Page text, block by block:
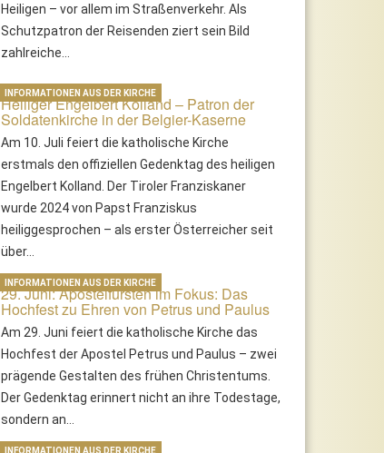
Heiligen – vor allem im Straßenverkehr. Als
Schutzpatron der Reisenden ziert sein Bild
zahlreiche…
Heiliger Engelbert Kolland – Patron der
Soldatenkirche in der Belgier-Kaserne
Am 10. Juli feiert die katholische Kirche
erstmals den offiziellen Gedenktag des heiligen
Engelbert Kolland. Der Tiroler Franziskaner
wurde 2024 von Papst Franziskus
heiliggesprochen – als erster Österreicher seit
über…
INFORMATIONEN AUS DER KIRCHE
29. Juni: Apostelfürsten im Fokus: Das
Hochfest zu Ehren von Petrus und Paulus
Am 29. Juni feiert die katholische Kirche das
Hochfest der Apostel Petrus und Paulus – zwei
prägende Gestalten des frühen Christentums.
Der Gedenktag erinnert nicht an ihre Todestage,
sondern an…
INFORMATIONEN AUS DER KIRCHE
INFORMATIONEN AUS DER KIRCHE